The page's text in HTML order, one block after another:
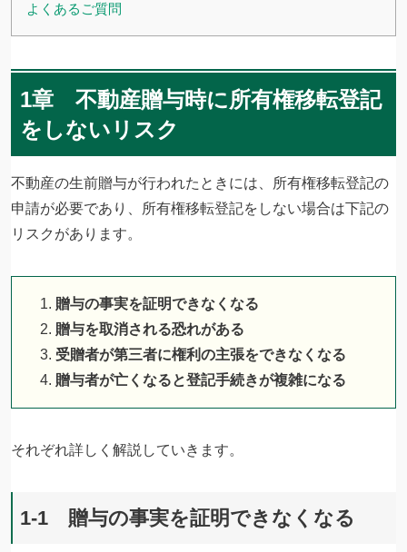
よくあるご質問
1章 不動産贈与時に所有権移転登記
をしないリスク
不動産の生前贈与が行われたときには、所有権移転登記の
申請が必要であり、所有権移転登記をしない場合は下記の
リスクがあります。
贈与の事実を証明できなくなる
贈与を取消される恐れがある
受贈者が第三者に権利の主張をできなくなる
贈与者が亡くなると登記手続きが複雑になる
それぞれ詳しく解説していきます。
1-1 贈与の事実を証明できなくなる